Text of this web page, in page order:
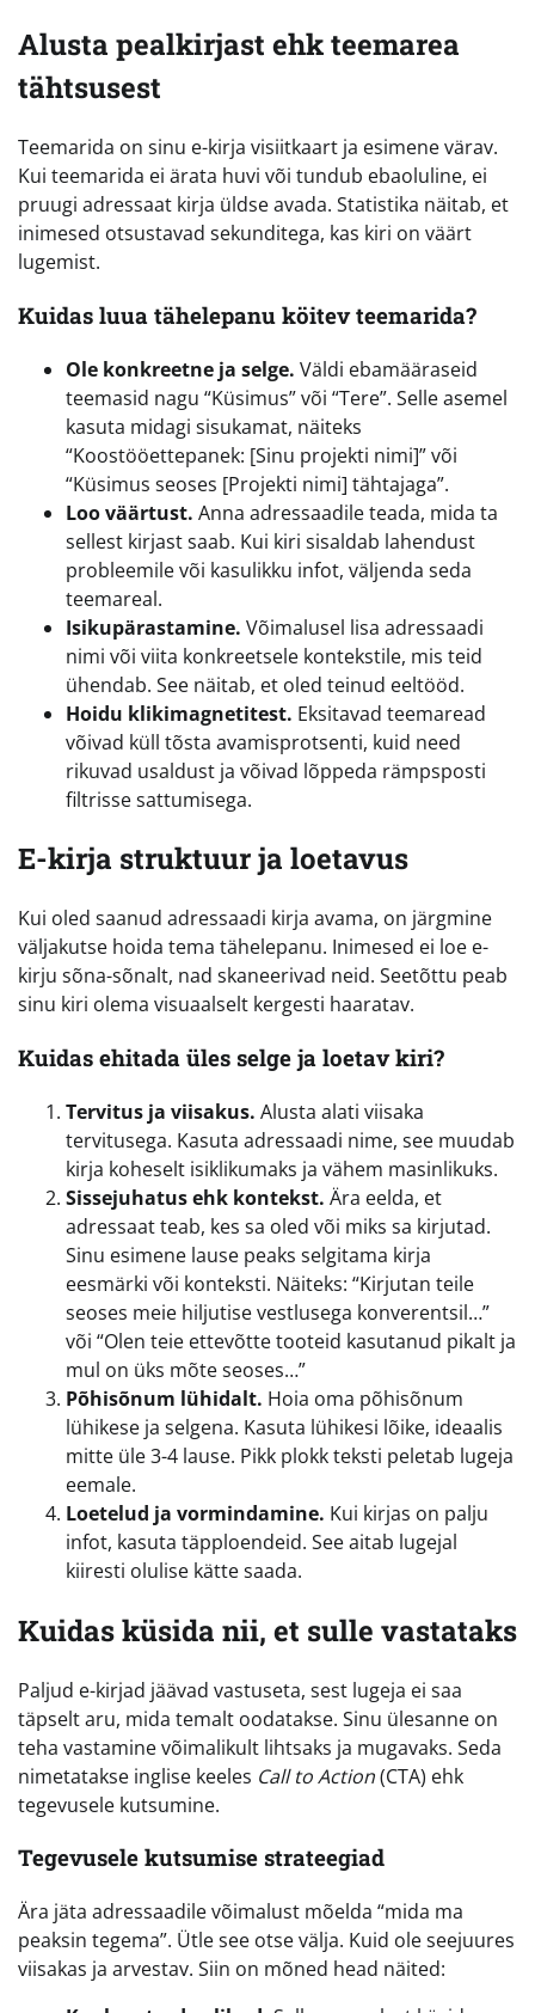
Alusta pealkirjast ehk teemarea
tähtsusest
Teemarida on sinu e-kirja visiitkaart ja esimene värav.
Kui teemarida ei ärata huvi või tundub ebaoluline, ei
pruugi adressaat kirja üldse avada. Statistika näitab, et
inimesed otsustavad sekunditega, kas kiri on väärt
lugemist.
Kuidas luua tähelepanu köitev teemarida?
Ole konkreetne ja selge. Väldi ebamääraseid
teemasid nagu “Küsimus” või “Tere”. Selle asemel
kasuta midagi sisukamat, näiteks
“Koostööettepanek: [Sinu projekti nimi]” või
“Küsimus seoses [Projekti nimi] tähtajaga”.
Loo väärtust. Anna adressaadile teada, mida ta
sellest kirjast saab. Kui kiri sisaldab lahendust
probleemile või kasulikku infot, väljenda seda
teemareal.
Isikupärastamine. Võimalusel lisa adressaadi
nimi või viita konkreetsele kontekstile, mis teid
ühendab. See näitab, et oled teinud eeltööd.
Hoidu klikimagnetitest. Eksitavad teemaread
võivad küll tõsta avamisprotsenti, kuid need
rikuvad usaldust ja võivad lõppeda rämpsposti
filtrisse sattumisega.
E-kirja struktuur ja loetavus
Kui oled saanud adressaadi kirja avama, on järgmine
väljakutse hoida tema tähelepanu. Inimesed ei loe e-
kirju sõna-sõnalt, nad skaneerivad neid. Seetõttu peab
sinu kiri olema visuaalselt kergesti haaratav.
Kuidas ehitada üles selge ja loetav kiri?
Tervitus ja viisakus. Alusta alati viisaka
tervitusega. Kasuta adressaadi nime, see muudab
kirja koheselt isiklikumaks ja vähem masinlikuks.
Sissejuhatus ehk kontekst. Ära eelda, et
adressaat teab, kes sa oled või miks sa kirjutad.
Sinu esimene lause peaks selgitama kirja
eesmärki või konteksti. Näiteks: “Kirjutan teile
seoses meie hiljutise vestlusega konverentsil…”
või “Olen teie ettevõtte tooteid kasutanud pikalt ja
mul on üks mõte seoses…”
Põhisõnum lühidalt. Hoia oma põhisõnum
lühikese ja selgena. Kasuta lühikesi lõike, ideaalis
mitte üle 3-4 lause. Pikk plokk teksti peletab lugeja
eemale.
Loetelud ja vormindamine. Kui kirjas on palju
infot, kasuta täpploendeid. See aitab lugejal
kiiresti olulise kätte saada.
Kuidas küsida nii, et sulle vastataks
Paljud e-kirjad jäävad vastuseta, sest lugeja ei saa
täpselt aru, mida temalt oodatakse. Sinu ülesanne on
teha vastamine võimalikult lihtsaks ja mugavaks. Seda
nimetatakse inglise keeles Call to Action(CTA) ehk
tegevusele kutsumine.
Tegevusele kutsumise strateegiad
Ära jäta adressaadile võimalust mõelda “mida ma
peaksin tegema”. Ütle see otse välja. Kuid ole seejuures
viisakas ja arvestav. Siin on mõned head näited: